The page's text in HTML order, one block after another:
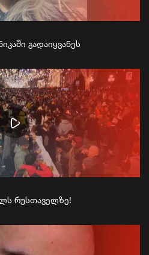
გადაიყვანეს
რუსთაველზე!